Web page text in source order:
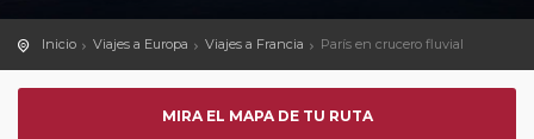
Inicio Viajes a Europa Viajes a Francia París en crucero fluvial
MIRA EL MAPA DE TU RUTA